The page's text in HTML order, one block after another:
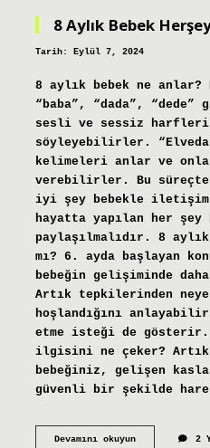
8 Aylık Bebek
Tarih: Eylül 7, 2024
8 aylık bebek ne anlar?
“baba”, “dada”,
sesli ve sessiz harfleri
söyleyebilirler.
kelimeleri anlar ve
verebilirler. Bu süreçte
iyi şey bebekle iletişim
hayatta yapılan her şey
paylaşılmalıdır. 8
mı? 6. ayda başlayan
bebeğin gelişiminde
Artık tepkilerinden neye
hoşlandığını
etme isteği de gösterir.
ilgisini ne çeker?
bebeğiniz, gelişen
güvenli bir şekilde
Devamını okuyun8
2